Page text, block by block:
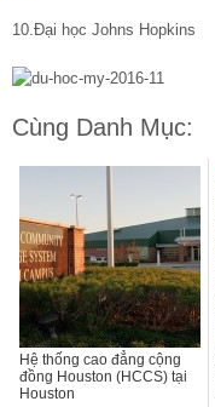
10.Đại học Johns Hopkins
Cùng Danh Mục:
Hệ thống cao đẳng cộng
đồng Houston (HCCS) tại
Houston